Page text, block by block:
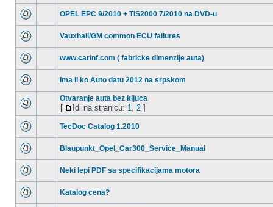
OPEL EPC 9/2010 + TIS2000 7/2010 na DVD-u
Vauxhall/GM common ECU failures
www.carinf.com ( fabricke dimenzije auta)
Ima li ko Auto datu 2012 na srpskom
Otvaranje auta bez kljuca
[ Idi na stranicu: 1, 2 ]
TecDoc Catalog 1.2010
Blaupunkt_Opel_Car300_Service_Manual
Neki lepi PDF sa specifikacijama motora
Katalog cena?